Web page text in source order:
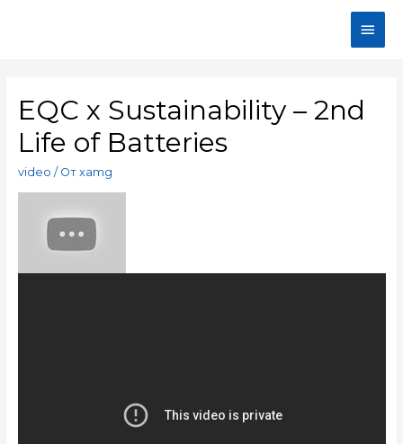
EQC x Sustainability – 2nd
Life of Batteries
video / От xamg